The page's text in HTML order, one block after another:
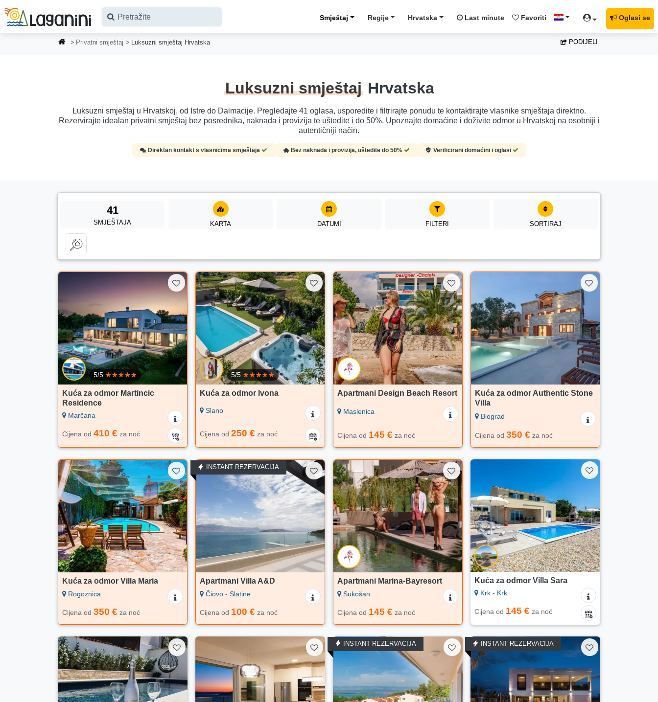
Preskoči na glavni sadržaj
Smještaj Regije Hrvatska Last minute Favoriti Oglasi se
Privatni smještaj Luksuzni smještaj Hrvatska PODIJELI
Luksuzni smještaj Hrvatska
Luksuzni smještaj u Hrvatskoj, od Istre do Dalmacije. Pregledajte 41 oglasa, usporedite i filtrirajte ponudu te kontaktirajte vlasnike smještaja direktno.
Rezervirajte idealan privatni smještaj bez posrednika, naknada i provizija te uštedite i do 50%. Upoznajte domaćine i doživite odmor u Hrvatskoj na osobniji i
autentičniji način.
Direktan kontakt s vlasnicima smještaja Bez naknada i provizija, uštedite do 50% Verificirani domaćini i oglasi
41
SMJEŠTAJA KARTA DATUMI FILTERI SORTIRAJ
5/5
Kuća za odmor Martincic
Residence
Marčana
Cijena od 410 € za noć
5/5
Kuća za odmor Ivona
Slano
Cijena od 250 € za noć
Apartmani Design Beach Resort
Maslenica
Cijena od 145 € za noć
Kuća za odmor Authentic Stone
Villa
Biograd
Cijena od 350 € za noć
Kuća za odmor Villa Maria
Rogoznica
Cijena od 350 € za noć
INSTANT REZERVACIJA
Apartmani Villa A&D
Čiovo - Slatine
Cijena od 100 € za noć
Apartmani Marina-Bayresort
Sukošan
Cijena od 145 € za noć
Kuća za odmor Villa Sara
Krk - Krk
Cijena od 145 € za noć
INSTANT REZERVACIJA INSTANT REZERVACIJA